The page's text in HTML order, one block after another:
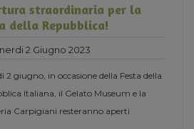
straordinaria per la
della Repubblica!
2 Giugno 2023
2 giugno, in occasione della Festa della
Italiana, il Gelato Museum e la
Carpigiani resteranno aperti